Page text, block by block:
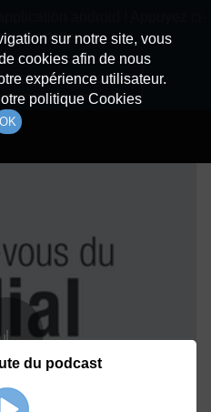
sur notre site, vous
cookies afin de nous
expérience utilisateur.
politique Cookies
OK
l'installer.
l'application
du podcast